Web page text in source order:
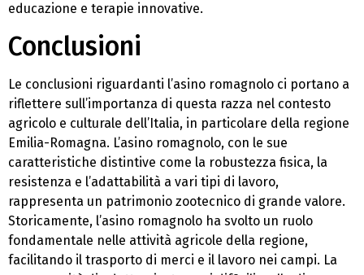
educazione e terapie innovative.
Conclusioni
Le conclusioni riguardanti l’asino romagnolo ci portano a
riflettere sull’importanza di questa razza nel contesto
agricolo e culturale dell’Italia, in particolare della regione
Emilia-Romagna. L’asino romagnolo, con le sue
caratteristiche distintive come la robustezza fisica, la
resistenza e l’adattabilità a vari tipi di lavoro,
rappresenta un patrimonio zootecnico di grande valore.
Storicamente, l’asino romagnolo ha svolto un ruolo
fondamentale nelle attività agricole della regione,
facilitando il trasporto di merci e il lavoro nei campi. La